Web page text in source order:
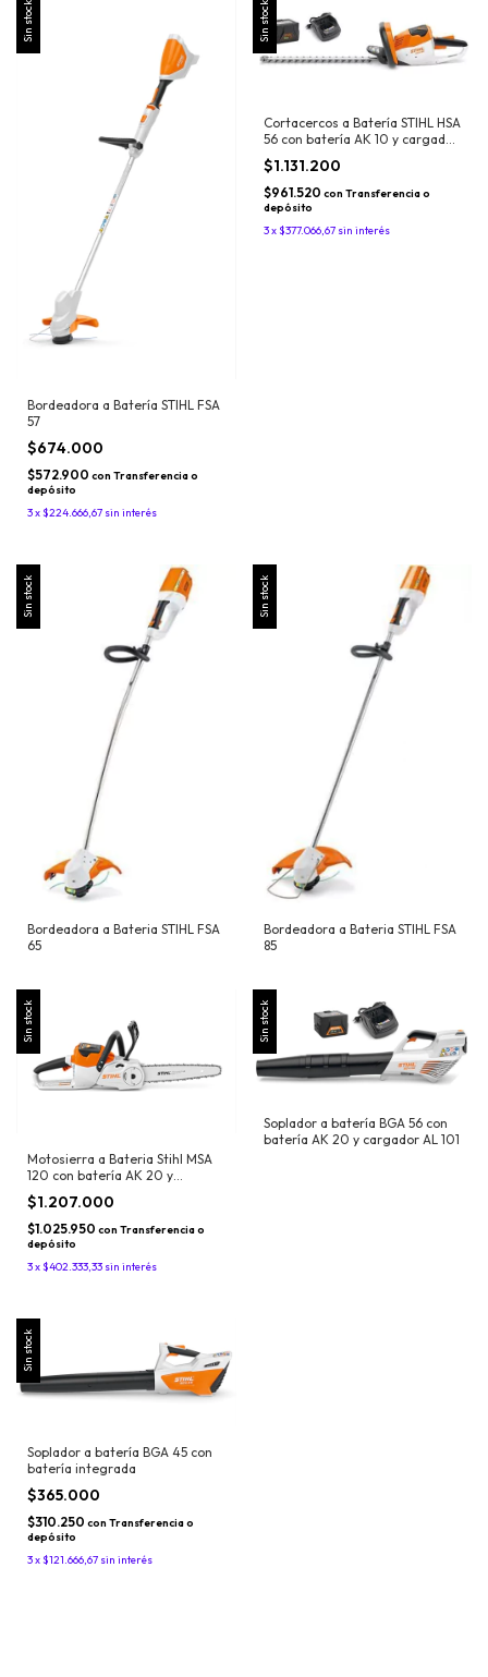
Sin stock
Bordeadora a Batería STIHL FSA
57
$674.000
$572.900 con Transferencia o
depósito
3x$224.666,67 sin interés
Sin stock
Cortacercos a Batería STIHL HSA
56 con batería AK 10 y cargador
AL 101
$1.131.200
$961.520 con Transferencia o
depósito
3x$377.066,67 sin interés
Sin stock
Bordeadora a Bateria STIHL FSA
65
Sin stock
Bordeadora a Bateria STIHL FSA
85
Sin stock
Motosierra a Bateria Stihl MSA
120 con batería AK 20 y
cargador AL 101
$1.207.000
$1.025.950 con Transferencia o
depósito
3x$402.333,33 sin interés
Sin stock
Soplador a batería BGA 56 con
batería AK 20 y cargador AL 101
Sin stock
Soplador a batería BGA 45 con
batería integrada
$365.000
$310.250 con Transferencia o
depósito
3x$121.666,67 sin interés